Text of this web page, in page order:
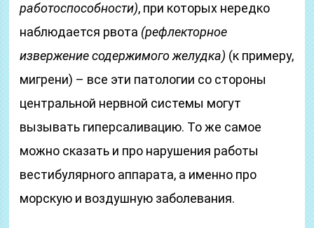
работоспособности), при которых нередко
наблюдается рвота (рефлекторное
извержение содержимого желудка) (к примеру,
мигрени) – все эти патологии со стороны
центральной нервной системы могут
вызывать гиперсаливацию. То же самое
можно сказать и про нарушения работы
вестибулярного аппарата, а именно про
морскую и воздушную заболевания.